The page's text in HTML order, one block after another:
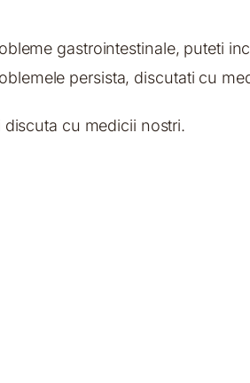
gastrointestinale, puteti
persista, discutati cu
discuta cu medicii nostri.